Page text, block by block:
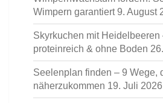
Wimpern garantiert 9. August
Skyrkuchen mit Heidelbeeren
proteinreich & ohne Boden
Seelenplan finden – 9 Wege,
näherzukommen 19. Juli 2026